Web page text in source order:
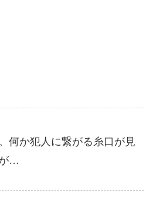
何か犯人に繋がる糸口が見
…